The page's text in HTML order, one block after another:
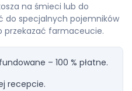
na śmieci lub do
do specjalnych pojemników
przekazać farmaceucie.
– 100 % płatne.
recepcie.